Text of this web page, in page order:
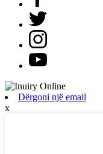
Dërgoni një email
x